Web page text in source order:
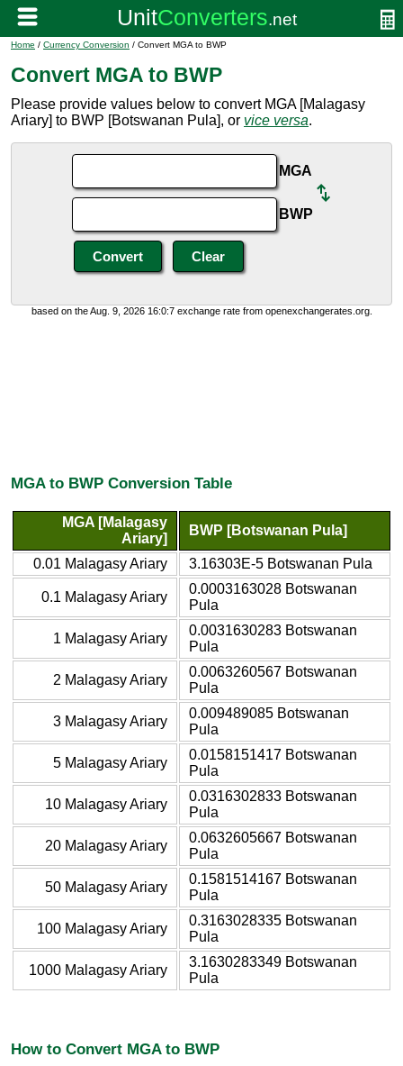
Home / Currency Conversion / Convert MGA to BWP
Convert MGA to BWP
Please provide values below to convert MGA [Malagasy
Ariary] to BWP [Botswanan Pula], or vice versa.
MGA
BWP
based on the Aug. 9, 2026 16:0:7 exchange rate from openexchangerates.org.
MGA to BWP Conversion Table
MGA [Malagasy
Ariary]
BWP [Botswanan Pula]
0.01 Malagasy Ariary 3.16303E-5 Botswanan Pula
0.1 Malagasy Ariary
0.0003163028 Botswanan
Pula
1 Malagasy Ariary
0.0031630283 Botswanan
Pula
2 Malagasy Ariary
0.0063260567 Botswanan
Pula
3 Malagasy Ariary
0.009489085 Botswanan
Pula
5 Malagasy Ariary
0.0158151417 Botswanan
Pula
10 Malagasy Ariary
0.0316302833 Botswanan
Pula
20 Malagasy Ariary
0.0632605667 Botswanan
Pula
50 Malagasy Ariary
0.1581514167 Botswanan
Pula
100 Malagasy Ariary
0.3163028335 Botswanan
Pula
1000 Malagasy Ariary
3.1630283349 Botswanan
Pula
How to Convert MGA to BWP